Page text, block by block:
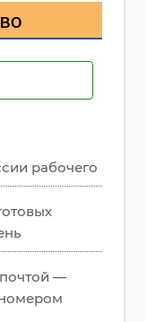
рабочего
—